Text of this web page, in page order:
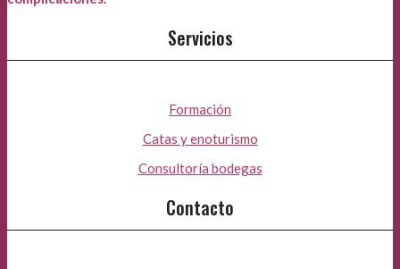
Servicios
Formación
Catas y enoturismo
Consultoría bodegas
Contacto